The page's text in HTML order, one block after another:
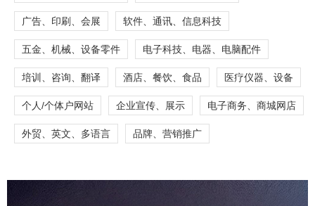
广告、印刷、会展 软件、通讯、信息科技
五金、机械、设备零件 电子科技、电器、电脑配件
培训、咨询、翻译 酒店、餐饮、食品 医疗仪器、设备
个人/个体户网站 企业宣传、展示 电子商务、商城网店
外贸、英文、多语言 品牌、营销推广